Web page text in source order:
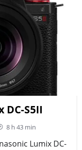
DC-S5II
8 h 43 min
Lumix DC-